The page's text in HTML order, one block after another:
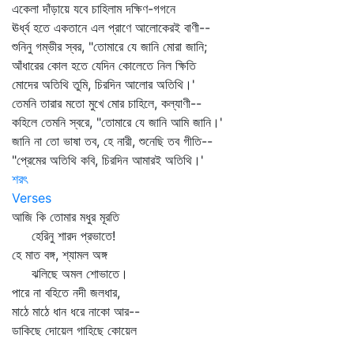
একেলা দাঁড়ায়ে যবে চাহিলাম দক্ষিণ-গগনে
ঊর্ধ্ব হতে একতানে এল প্রাণে আলোকেরই বাণী--
শুনিনু গম্ভীর স্বর, "তোমারে যে জানি মোরা জানি;
আঁধারের কোল হতে যেদিন কোলেতে নিল ক্ষিতি
মোদের অতিথি তুমি, চিরদিন আলোর অতিথি।'
তেমনি তারার মতো মুখে মোর চাহিলে, কল্যাণী--
কহিলে তেমনি স্বরে, "তোমারে যে জানি আমি জানি।'
জানি না তো ভাষা তব, হে নারী, শুনেছি তব গীতি--
"প্রেমের অতিথি কবি, চিরদিন আমারই অতিথি।'
শরৎ
Verses
আজি কি তোমার মধুর মূরতি
হেরিনু শারদ প্রভাতে!
হে মাত বঙ্গ, শ্যামল অঙ্গ
ঝলিছে অমল শোভাতে।
পারে না বহিতে নদী জলধার,
মাঠে মাঠে ধান ধরে নাকো আর--
ডাকিছে দোয়েল গাহিছে কোয়েল